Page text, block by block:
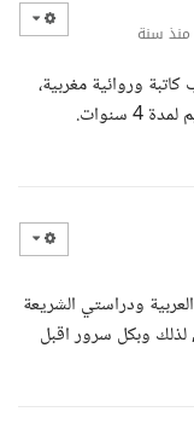
منذ سنة
وروائية مغربية،
عملت على مستقل ككاتبة إبداعية في حساب قديم لمدة 4 سنوات.
ودراستي الشريعة
لذلك وبكل سرور اقبل